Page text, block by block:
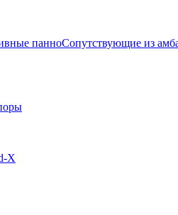
панноСопутствующие из
X